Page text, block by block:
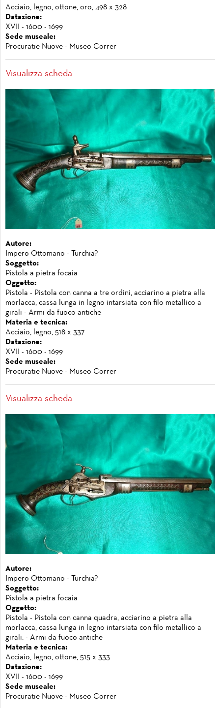
Acciaio, legno, ottone, oro, 498 x 328
Datazione:
XVII - 1600 - 1699
Sede museale:
Procuratie Nuove - Museo Correr
Visualizza scheda
Autore:
Impero Ottomano - Turchia?
Soggetto:
Pistola a pietra focaia
Oggetto:
Pistola - Pistola con canna a tre ordini, acciarino a pietra alla
morlacca, cassa lunga in legno intarsiata con filo metallico a
girali - Armi da fuoco antiche
Materia e tecnica:
Acciaio, legno, 518 x 337
Datazione:
XVII - 1600 - 1699
Sede museale:
Procuratie Nuove - Museo Correr
Visualizza scheda
Autore:
Impero Ottomano - Turchia?
Soggetto:
Pistola a pietra focaia
Oggetto:
Pistola - Pistola con canna quadra, acciarino a pietra alla
morlacca, cassa lunga in legno intarsiata con filo metallico a
girali. - Armi da fuoco antiche
Materia e tecnica:
Acciaio, legno, ottone, 515 x 333
Datazione:
XVII - 1600 - 1699
Sede museale:
Procuratie Nuove - Museo Correr